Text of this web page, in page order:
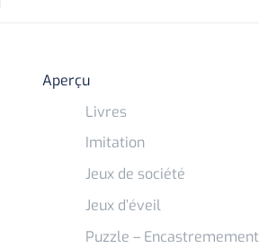
Aperçu
Livres
Imitation
Jeux de société
Jeux d’éveil
Puzzle – Encastremement